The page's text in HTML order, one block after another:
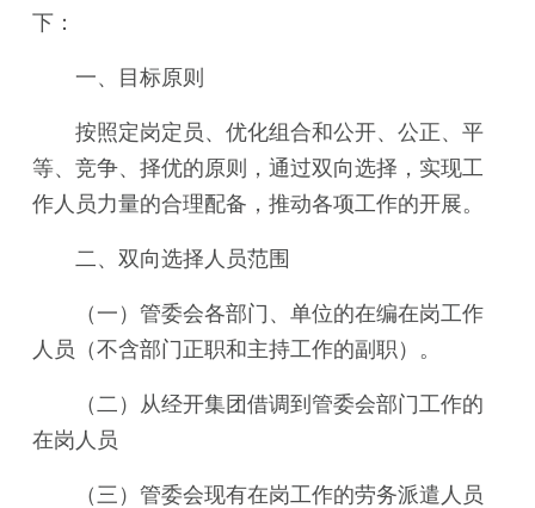
下：
一、目标原则
按照定岗定员、优化组合和公开、公正、平
等、竞争、择优的原则，通过双向选择，实现工
作人员力量的合理配备，推动各项工作的开展。
二、双向选择人员范围
（一）管委会各部门、单位的在编在岗工作
人员（不含部门正职和主持工作的副职）。
（二）从经开集团借调到管委会部门工作的
在岗人员
（三）管委会现有在岗工作的劳务派遣人员